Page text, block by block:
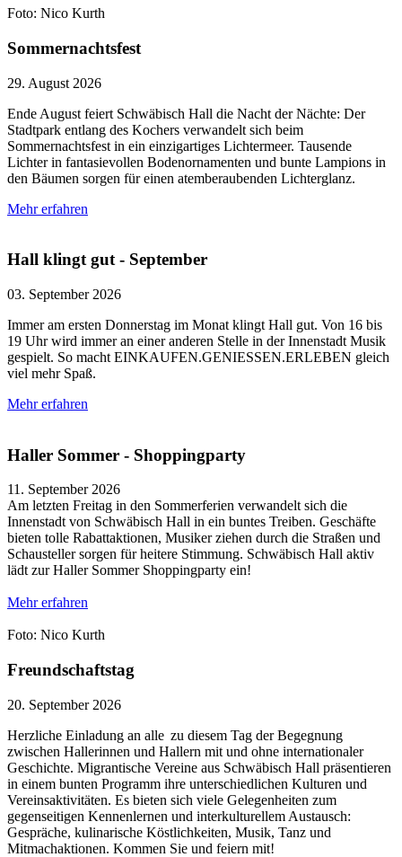
Foto: Nico Kurth
Sommernachtsfest
29. August 2026
Ende August feiert Schwäbisch Hall die Nacht der Nächte: Der
Stadtpark entlang des Kochers verwandelt sich beim
Sommernachtsfest in ein einzigartiges Lichtermeer. Tausende
Lichter in fantasievollen Bodenornamenten und bunte Lampions in
den Bäumen sorgen für einen atemberaubenden Lichterglanz.
Mehr erfahren
Hall klingt gut - September
03. September 2026
Immer am ersten Donnerstag im Monat klingt Hall gut. Von 16 bis
19 Uhr wird immer an einer anderen Stelle in der Innenstadt Musik
gespielt. So macht EINKAUFEN.GENIESSEN.ERLEBEN gleich
viel mehr Spaß.
Mehr erfahren
Haller Sommer - Shoppingparty
11. September 2026
Am letzten Freitag in den Sommerferien verwandelt sich die
Innenstadt von Schwäbisch Hall in ein buntes Treiben. Geschäfte
bieten tolle Rabattaktionen, Musiker ziehen durch die Straßen und
Schausteller sorgen für heitere Stimmung. Schwäbisch Hall aktiv
lädt zur Haller Sommer Shoppingparty ein!
Mehr erfahren
Foto: Nico Kurth
Freundschaftstag
20. September 2026
Herzliche Einladung an alle zu diesem Tag der Begegnung
zwischen Hallerinnen und Hallern mit und ohne internationaler
Geschichte. Migrantische Vereine aus Schwäbisch Hall präsentieren
in einem bunten Programm ihre unterschiedlichen Kulturen und
Vereinsaktivitäten. Es bieten sich viele Gelegenheiten zum
gegenseitigen Kennenlernen und interkulturellem Austausch:
Gespräche, kulinarische Köstlichkeiten, Musik, Tanz und
Mitmachaktionen. Kommen Sie und feiern mit!